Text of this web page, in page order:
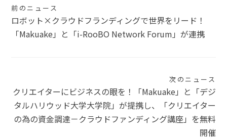
投
稿
ゲ
ー
シ
前のニュース
ロボット×クラウドフランディングで世界をリード！
「Makuake」と「i-RooBO Network Forum」が連携
次のニュース
クリエイターにビジネスの眼を！「Makuake」と「デジ
タルハリウッド大学大学院」が提携し、「クリエイター
の為の資金調達－クラウドファンディング講座」を無料
開催